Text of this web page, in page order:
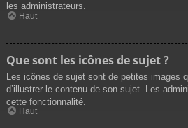
les administrateurs.
Haut
Que sont les icônes de sujet ?
Les icônes de sujet sont de petites images
d’illustrer le contenu de son sujet. Les
cette fonctionnalité.
Haut